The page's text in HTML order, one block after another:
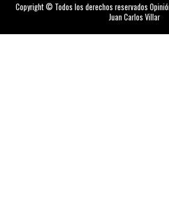
Copyright © Todos los derechos reservados
Juan Carlos Villar